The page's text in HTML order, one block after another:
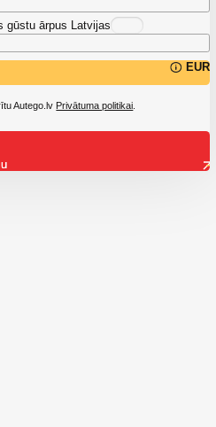
gūstu ārpus Latvijas
EUR
Autego.lv Privātuma politikai